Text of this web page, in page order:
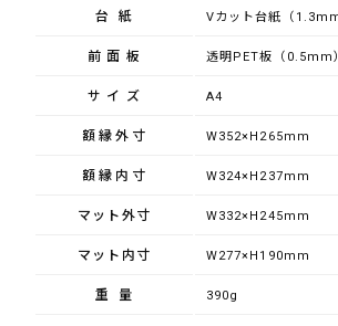
台紙 Vカット台紙（
前面板 透明PET板（0.5mm
サイズ A4
額縁外寸 W352×H265mm
額縁内寸 W324×H237mm
マット外寸 W332×H245mm
マット内寸 W277×H190mm
重量 390g